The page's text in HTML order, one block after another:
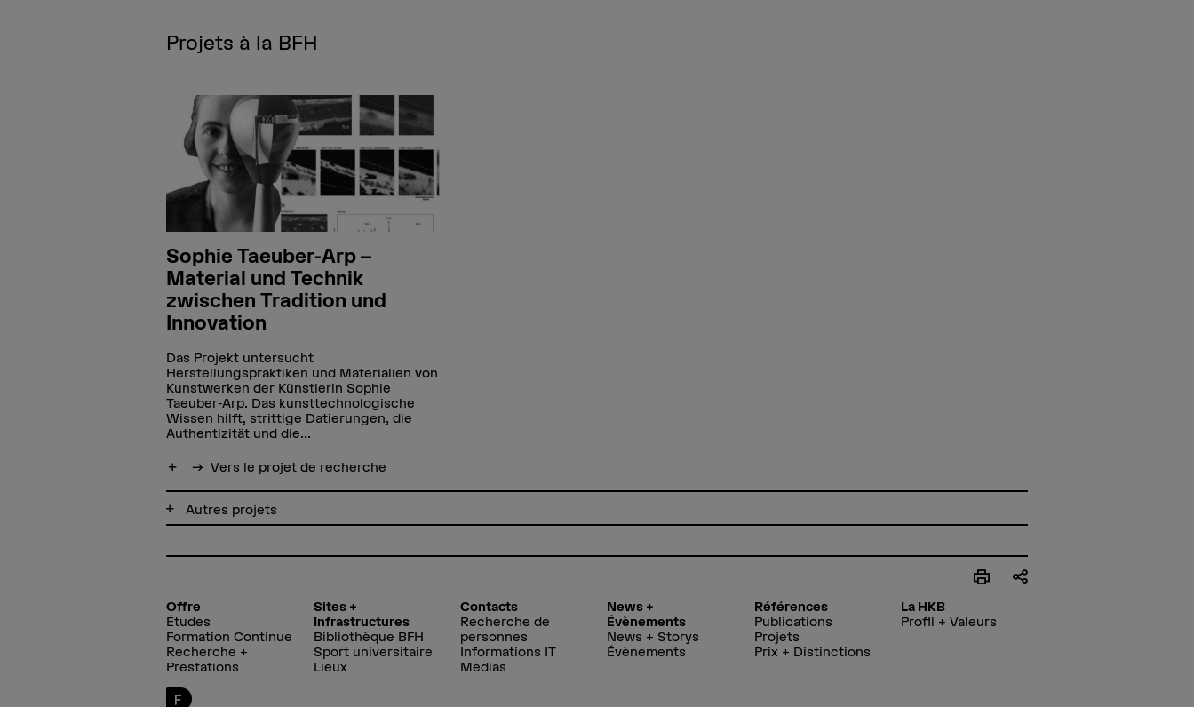
Projets à la BFH
Sophie Taeuber-Arp –
Material und Technik
zwischen Tradition und
Innovation
Das Projekt untersucht
Herstellungspraktiken und Materialien von
Kunstwerken der Künstlerin Sophie
Taeuber-Arp. Das kunsttechnologische
Wissen hilft, strittige Datierungen, die
Authentizität und die...
Afficher plus
Vers le projet de recherche
Autres projets
Offre
Études
Formation Continue
Recherche +
Prestations
Sites +
Infrastructures
Bibliothèque BFH
Sport universitaire
Lieux
Contacts
Recherche de
personnes
Informations IT
Médias
News +
Évènements
News + Storys
Évènements
Références
Publications
Projets
Prix + Distinctions
La HKB
Profil + Valeurs